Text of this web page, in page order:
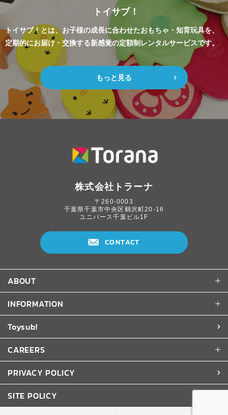
トイサブ！
トイサブ！とは、お子様の成長に合わせたおもちゃ・知育玩具を、
定期的にお届け・交換する新感覚の定額制レンタルサービスです。
もっと見る
株式会社トラーナ
〒260-0003
千葉県千葉市中央区鶴沢町20-16
ユニバース千葉ビル1F
CONTACT
ABOUT
INFORMATION
Toysub!
CAREERS
PRIVACY POLICY
SITE POLICY